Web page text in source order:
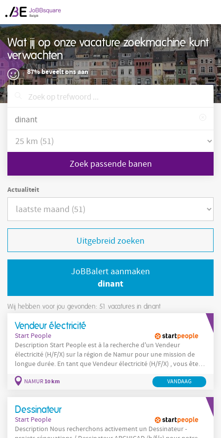
Wat jij op onze vacature zoekmachine kunt
verwachten
87% beveelt ons aan
Zoek passende banen
Actualiteit
Uitgebreid zoeken
JoBBalert aanmaken
dinant
Wij hebben voor jou gevonden: 51 vacatures in dinant
Vendeur électricité
Start People
Description Start People est à la recherche d'un Vendeur
électricité (H/F/X) sur la région de Namur pour une mission de
longue durée. En tant que Vendeur électricité (H/F/X) , vous êtes
: Accueillir et conseiller les clients (professionnels et particuliers)
NAMUR10 km VANDAAG
Dessinateur
Start People
Description Nous recherchons activement un Dessinateur -